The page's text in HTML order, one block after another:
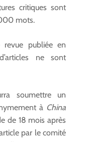
critiques sont
mots.
revue publiée en
ne sont
soumettre un
à China
de 18 mois après
par le comité